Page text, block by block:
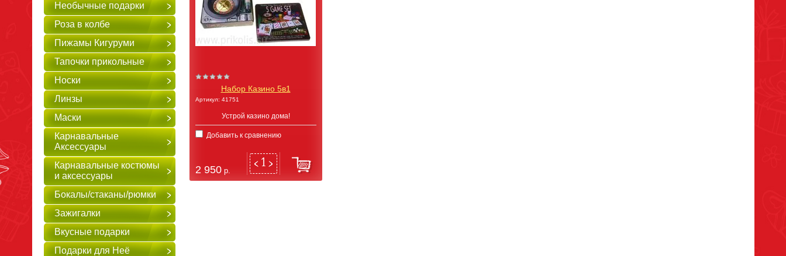
Необычные подарки
Роза в колбе
Пижамы Кигуруми
Тапочки прикольные
Носки
Линзы
Маски
Карнавальные
Аксессуары
Карнавальные костюмы
и аксессуары
Бокалы/стаканы/рюмки
Зажигалки
Вкусные подарки
Подарки для Неё
Набор Казино 5в1
Артикул: 41751
Устрой казино дома!
Добавить к сравнению
2 950р.